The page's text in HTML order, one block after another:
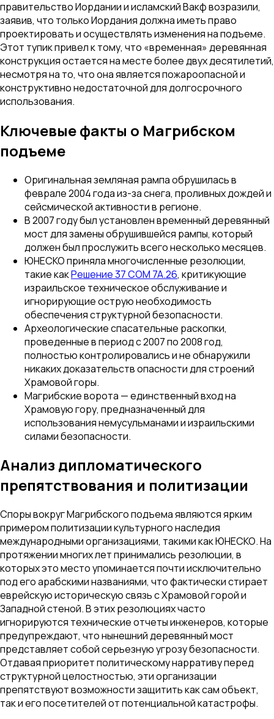
правительство Иордании и исламский Вакф возразили,
заявив, что только Иордания должна иметь право
проектировать и осуществлять изменения на подъеме.
Этот тупик привел к тому, что «временная» деревянная
конструкция остается на месте более двух десятилетий,
несмотря на то, что она является пожароопасной и
конструктивно недостаточной для долгосрочного
использования.
Ключевые факты о Магрибском
подъеме
Оригинальная земляная рампа обрушилась в
феврале 2004 года из-за снега, проливных дождей и
сейсмической активности в регионе.
В 2007 году был установлен временный деревянный
мост для замены обрушившейся рампы, который
должен был прослужить всего несколько месяцев.
ЮНЕСКО приняла многочисленные резолюции,
такие какРешение 37 COM 7A.26, критикующие
израильское техническое обслуживание и
игнорирующие острую необходимость
обеспечения структурной безопасности.
Археологические спасательные раскопки,
проведенные в период с 2007 по 2008 год,
полностью контролировались и не обнаружили
никаких доказательств опасности для строений
Храмовой горы.
Магрибские ворота — единственный вход на
Храмовую гору, предназначенный для
использования немусульманами и израильскими
силами безопасности.
Анализ дипломатического
препятствования и политизации
Споры вокруг Магрибского подъема являются ярким
примером политизации культурного наследия
международными организациями, такими как ЮНЕСКО. На
протяжении многих лет принимались резолюции, в
которых это место упоминается почти исключительно
под его арабскими названиями, что фактически стирает
еврейскую историческую связь с Храмовой горой и
Западной стеной. В этих резолюциях часто
игнорируются технические отчеты инженеров, которые
предупреждают, что нынешний деревянный мост
представляет собой серьезную угрозу безопасности.
Отдавая приоритет политическому нарративу перед
структурной целостностью, эти организации
препятствуют возможности защитить как сам объект,
так и его посетителей от потенциальной катастрофы.